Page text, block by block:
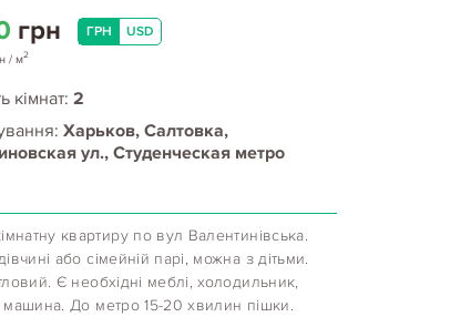
грн ГРН USD
/ м2
кімнат: 2
Харьков, Салтовка,
ул., Студенческая метро
квартиру по вул Валентинівська.
або сімейній парі, можна з дітьми.
Є необхідні меблі, холодильник,
машина. До метро 15-20 хвилин пішки.